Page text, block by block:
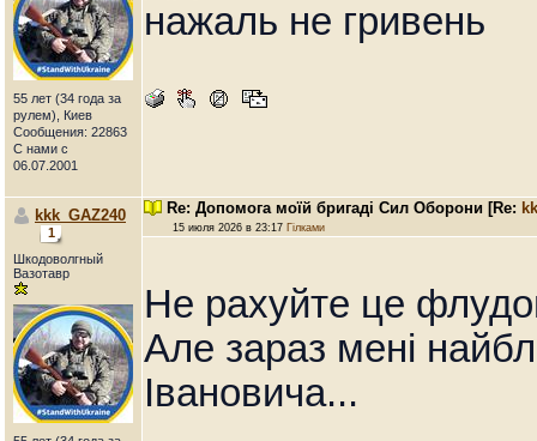
55 лет (34 года за
рулем), Киев
Сообщения: 22863
С нами с
06.07.2001
нажаль не гривень
kkk_GAZ240
1
Шкодоволгный
Вазотавр
Re: Допомога моїй бригаді Сил Оборони [Re:
15 июля 2026 в 23:17 Гілками
Не рахуйте це
Але зараз мені
Івановича...